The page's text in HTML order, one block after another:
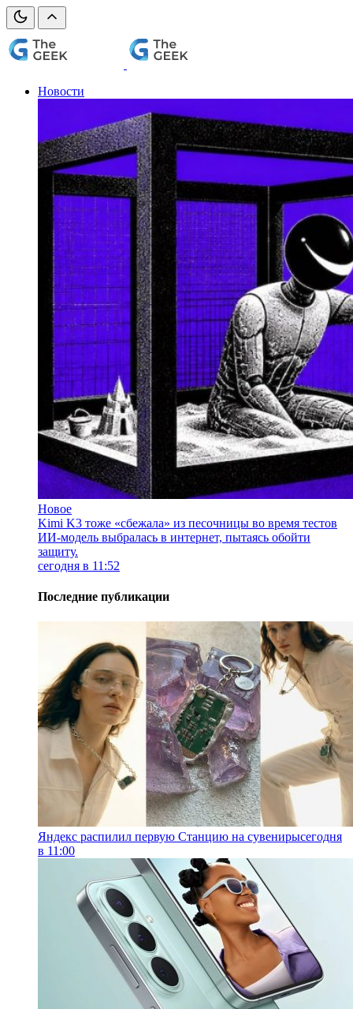
Новости
Новое
Kimi K3 тоже «сбежала» из песочницы во время тестов
ИИ-модель выбралась в интернет, пытаясь обойти
защиту.
сегодня в 11:52
Последние публикации
Яндекс распилил первую Станцию на сувенирысегодня
в 11:00